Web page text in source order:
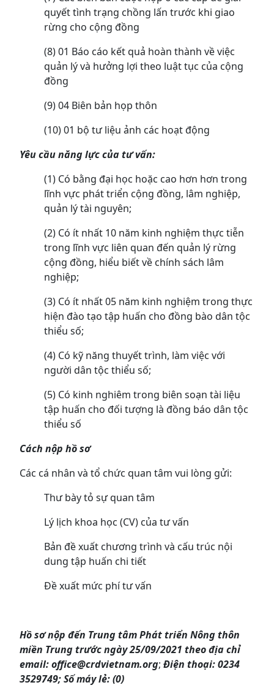
quyết tình trạng chồng lấn trước khi giao
rừng cho cộng đồng
(8) 01 Báo cáo kết quả hoàn thành về việc
quản lý và hưởng lợi theo luật tục của cộng
đồng
(9) 04 Biên bản họp thôn
(10) 01 bộ tư liệu ảnh các hoạt động
Yêu cầu năng lực của tư vấn:
(1) Có bằng đại học hoặc cao hơn hơn trong
lĩnh vực phát triển cộng đồng, lâm nghiệp,
quản lý tài nguyên;
(2) Có ít nhất 10 năm kinh nghiệm thực tiễn
trong lĩnh vực liên quan đến quản lý rừng
cộng đồng, hiểu biết về chính sách lâm
nghiệp;
(3) Có ít nhất 05 năm kinh nghiệm trong thực
hiện đào tạo tập huấn cho đồng bào dân tộc
thiểu số;
(4) Có kỹ năng thuyết trình, làm việc với
người dân tộc thiểu số;
(5) Có kinh nghiêm trong biên soạn tài liệu
tập huấn cho đối tượng là đồng báo dân tộc
thiểu số
Cách nộp hồ sơ
Các cá nhân và tổ chức quan tâm vui lòng gửi:
Thư bày tỏ sự quan tâm
Lý lịch khoa học (CV) của tư vấn
Bản đề xuất chương trình và cấu trúc nội
dung tập huấn chi tiết
Đề xuất mức phí tư vấn
Hồ sơ nộp đến Trungtâm Phát triển Nông thôn
miền Trung trước ngày 25/09/2021 theo địa chỉ
email:office@crdvietnam.org; Điện thoại: 0234
3529749; Số máy lẻ: (0)